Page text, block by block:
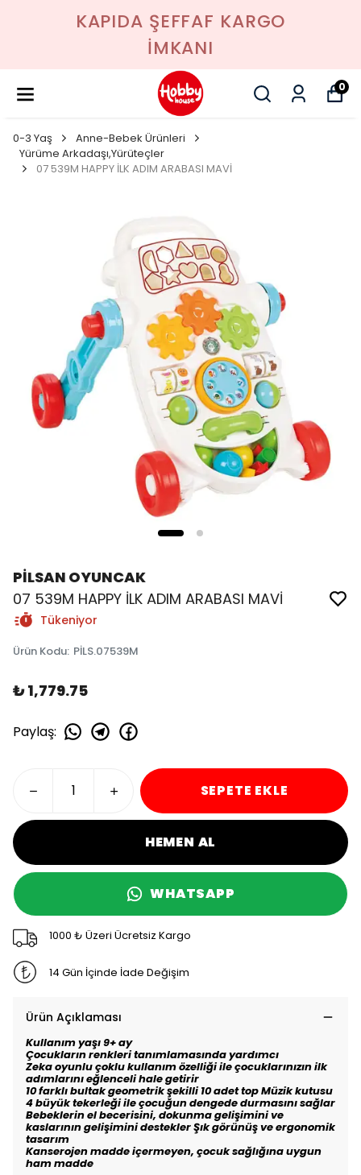
KAPIDA ŞEFFAF KARGO
İMKANI
0
0-3 Yaş
Anne-Bebek Ürünleri
Yürüme Arkadaşı,Yürüteçler
07 539M HAPPY İLK ADIM ARABASI MAVİ
PİLSAN OYUNCAK
07 539M HAPPY İLK ADIM ARABASI MAVİ
Tükeniyor
Ürün Kodu: PİLS.07539M
₺ 1,779.75
Paylaş:
SEPETE EKLE
HEMEN AL
WHATSAPP
1000 ₺ Üzeri Ücretsiz Kargo
14 Gün İçinde İade Değişim
Ürün Açıklaması
Kullanım yaşı 9+ ay
Çocukların renkleri tanımlamasında yardımcı
Zeka oyunlu çoklu kullanım özelliği ile çocuklarınızın ilk
adımlarını eğlenceli hale getirir
10 farklı bultak geometrik şekilli 10 adet top Müzik kutusu
4 büyük tekerleği ile çocuğun dengede durmasını sağlar
Bebeklerin el becerisini, dokunma gelişimini ve
kaslarının gelişimini destekler Şık görünüş ve ergonomik
tasarım
Kanserojen madde içermeyen, çocuk sağlığına uygun
ham madde